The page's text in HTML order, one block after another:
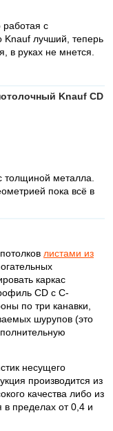
с
Knauf лучший, теперь
в руках не мнется.
Knauf CD
толщиной металла.
пока всё в
листами из
каркас
CD с С-
по три канавки,
шурупов (это
несущего
производится из
качества либо из
пределах от 0,4 и